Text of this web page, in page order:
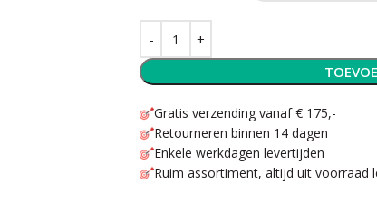
Gratis verzending vanaf € 175,-
Retourneren binnen 14 dagen
Enkele werkdagen levertijden
Ruim assortiment, altijd uit voorraad